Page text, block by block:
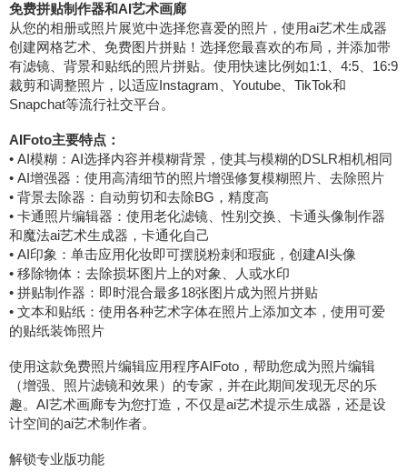
免费拼贴制作器和AI艺术画廊
从您的相册或照片展览中选择您喜爱的照片，使用ai艺术生成器
创建网格艺术、免费图片拼贴！选择您最喜欢的布局，并添加带
有滤镜、背景和贴纸的照片拼贴。使用快速比例如1:1、4:5、16:9
裁剪和调整照片，以适应Instagram、Youtube、TikTok和
Snapchat等流行社交平台。
AIFoto主要特点：
• AI模糊：AI选择内容并模糊背景，使其与模糊的DSLR相机相同
• AI增强器：使用高清细节的照片增强修复模糊照片、去除照片
• 背景去除器：自动剪切和去除BG，精度高
• 卡通照片编辑器：使用老化滤镜、性别交换、卡通头像制作器
和魔法ai艺术生成器，卡通化自己
• AI印象：单击应用化妆即可摆脱粉刺和瑕疵，创建AI头像
• 移除物体：去除损坏图片上的对象、人或水印
• 拼贴制作器：即时混合最多18张图片成为照片拼贴
• 文本和贴纸：使用各种艺术字体在照片上添加文本，使用可爱
的贴纸装饰照片
使用这款免费照片编辑应用程序AIFoto，帮助您成为照片编辑
（增强、照片滤镜和效果）的专家，并在此期间发现无尽的乐
趣。AI艺术画廊专为您打造，不仅是ai艺术提示生成器，还是设
计空间的ai艺术制作者。
解锁专业版功能